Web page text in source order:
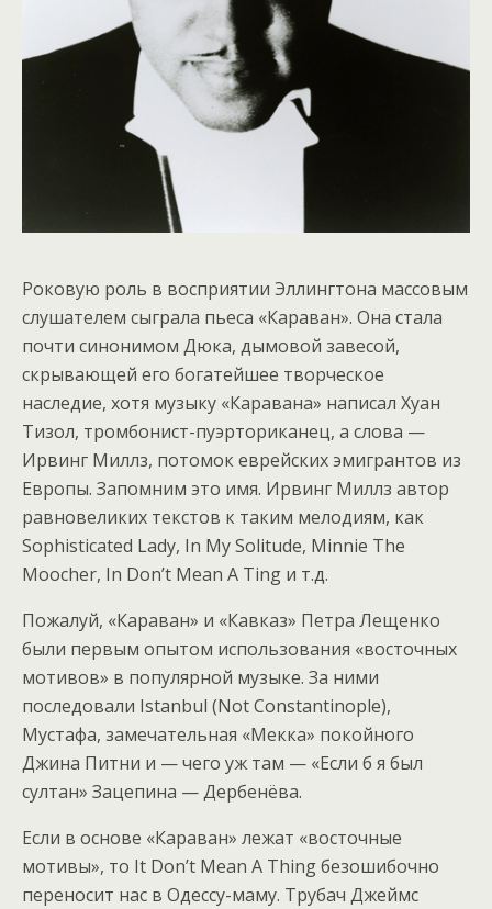
Роковую роль в восприятии Эллингтона массовым
слушателем сыграла пьеса «Караван». Она стала
почти синонимом Дюка, дымовой завесой,
скрывающей его богатейшее творческое
наследие, хотя музыку «Каравана» написал Хуан
Тизол, тромбонист-пуэрториканец, а слова —
Ирвинг Миллз, потомок еврейских эмигрантов из
Европы. Запомним это имя. Ирвинг Миллз автор
равновеликих текстов к таким мелодиям, как
Sophisticated Lady, In My Solitude, Minnie The
Moocher, In Don’t Mean A Ting и т.д.
Пожалуй, «Караван» и «Кавказ» Петра Лещенко
были первым опытом использования «восточных
мотивов» в популярной музыке. За ними
последовали Istanbul (Not Constantinople),
Мустафа, замечательная «Meккa» покойного
Джина Питни и — чего уж там — «Если б я был
султан» Зацепина — Дербенёва.
Если в основе «Караван» лежат «восточные
мотивы», то It Don’t Mean A Thing безошибочно
переносит нас в Одессу-маму. Трубач Джеймс